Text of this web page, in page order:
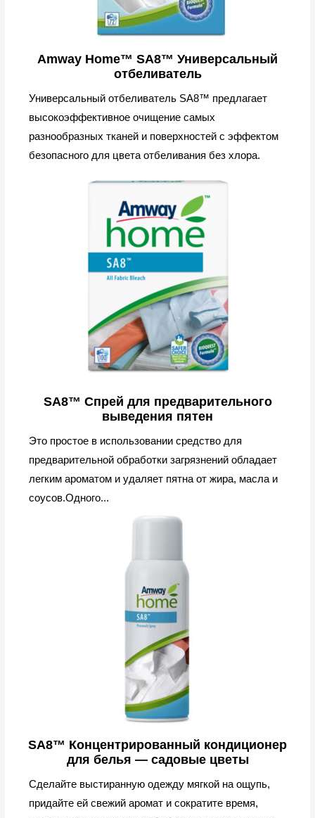
Amway Home™ SA8™ Универсальный
отбеливатель
Универсальный отбеливатель SA8™ предлагает
высокоэффективное очищение самых
разнообразных тканей и поверхностей с эффектом
безопасного для цвета отбеливания без хлора.
SA8™ Спрей для предварительного
выведения пятен
Это простое в использовании средство для
предварительной обработки загрязнений обладает
легким ароматом и удаляет пятна от жира, масла и
соусов.Одного...
SA8™ Концентрированный кондиционер
для белья — cадовые цветы
Сделайте выстиранную одежду мягкой на ощупь,
придайте ей свежий аромат и сократите время,